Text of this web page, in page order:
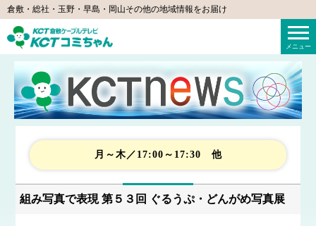
倉敷・総社・玉野・早島・岡山その他の地域情報をお届け
KCTコミちゃん（倉敷ケーブルテレビ）
メニュー
月～木／17:00～17:30 他
組み写真で表現 第５３回 ぐるうぷ・どんがめ写真展